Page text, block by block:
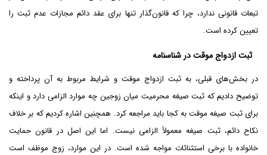
تبعات قانونی ندارد، چرا که قانون‌گذار تنها برای عقد دائم مجازات عدم ثبت را
تعیین کرده است.
ثبت ازدواج موقت در شناسنامه
در بخش‌های قبلی، به ثبت ازدواج موقت و شرایط مربوط به آن پرداخته و
توضیح دادیم که ثبت صیغه محرمیت میان زوجین چه موارد الزامی دارد و اینکه
برای ثبت صیغه موقت به کجا باید مراجعه کرد. همچنین اشاره کردیم که بر خلاف
نکاح دائم، ثبت صیغه معمولاً الزامی نیست. اما این اصل در قانون حمایت
خانواده با برخی استثنائات مواجه شده است. در این موارد، زوج موظف است